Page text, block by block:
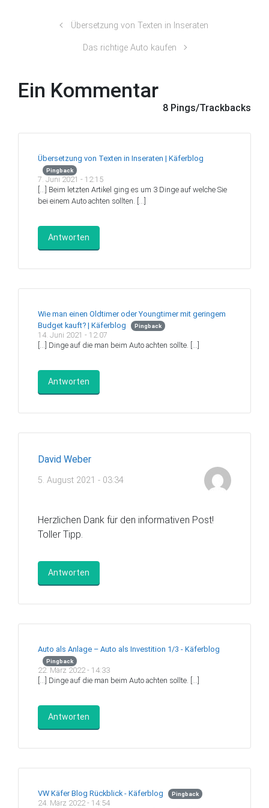
Übersetzung von Texten in Inseraten
Das richtige Auto kaufen
Ein Kommentar
8 Pings/Trackbacks
Übersetzung von Texten in Inseraten | Käferblog
Pingback
7. Juni 2021 - 12:15
[…] Beim letzten Artikel ging es um 3 Dinge auf welche Sie
bei einem Auto achten sollten. […]
Antworten
Wie man einen Oldtimer oder Youngtimer mit geringem
Budget kauft? | Käferblog
Pingback
14. Juni 2021 - 12:07
[…] Dinge auf die man beim Auto achten sollte. […]
Antworten
David Weber
5. August 2021 - 03:34
Herzlichen Dank für den informativen Post!
Toller Tipp.
Antworten
Auto als Anlage – Auto als Investition 1/3 - Käferblog
Pingback
22. März 2022 - 14:33
[…] Dinge auf die man beim Auto achten sollte. […]
Antworten
VW Käfer Blog Rückblick - Käferblog Pingback
24. März 2022 - 14:54